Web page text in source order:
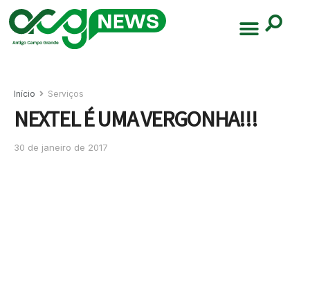
Início Serviços
NEXTEL É UMA VERGONHA!!!
30 de janeiro de 2017